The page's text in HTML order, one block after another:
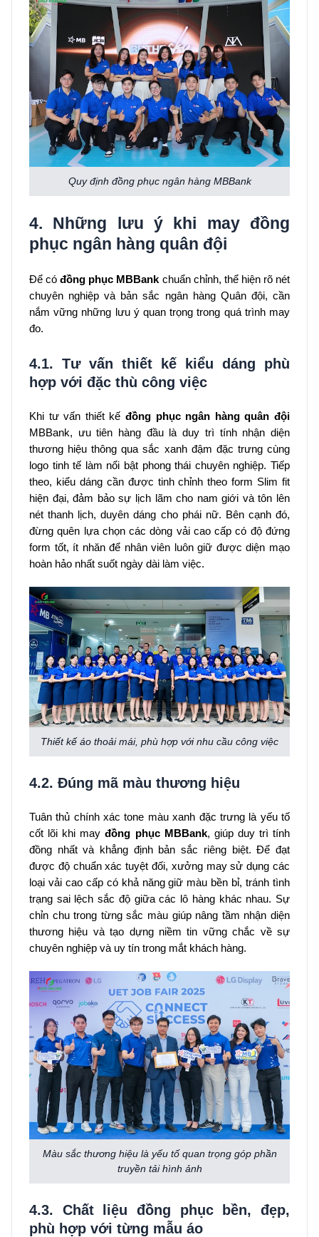
Quy định đồng phục ngân hàng MBBank
4. Những lưu ý khi may đồng
phục ngân hàng quân đội
Để cóđồng phục MBBankchuẩn chỉnh, thể hiện rõ nét
chuyên nghiệp và bản sắc ngân hàng Quân đội, cần
nắm vững những lưu ý quan trọng trong quá trình may
đo.
4.1. Tư vấn thiết kế kiểu dáng phù
hợp với đặc thù công việc
Khi tư vấn thiết kế đồng phục ngân hàng quân đội
MBBank, ưu tiên hàng đầu là duy trì tính nhận diện
thương hiệu thông qua sắc xanh đậm đặc trưng cùng
logo tinh tế làm nổi bật phong thái chuyên nghiệp. Tiếp
theo, kiểu dáng cần được tinh chỉnh theo form Slim fit
hiện đại, đảm bảo sự lịch lãm cho nam giới và tôn lên
nét thanh lịch, duyên dáng cho phái nữ. Bên cạnh đó,
đừng quên lựa chọn các dòng vải cao cấp có độ đứng
form tốt, ít nhăn để nhân viên luôn giữ được diện mạo
hoàn hảo nhất suốt ngày dài làm việc.
Thiết kế áo thoải mái, phù hợp với nhu cầu công việc
4.2. Đúng mã màu thương hiệu
Tuân thủ chính xác tone màu xanh đặc trưng là yếu tố
cốt lõi khi mayđồng phục MBBank, giúp duy trì tính
đồng nhất và khẳng định bản sắc riêng biệt. Để đạt
được độ chuẩn xác tuyệt đối, xưởng may sử dụng các
loại vải cao cấp có khả năng giữ màu bền bỉ, tránh tình
trạng sai lệch sắc độ giữa các lô hàng khác nhau. Sự
chỉn chu trong từng sắc màu giúp nâng tầm nhận diện
thương hiệu và tạo dựng niềm tin vững chắc về sự
chuyên nghiệp và uy tín trong mắt khách hàng.
Màu sắc thương hiệu là yếu tố quan trọng góp phần
truyền tải hình ảnh
4.3. Chất liệu đồng phục bền, đẹp,
phù hợp với từng mẫu áo